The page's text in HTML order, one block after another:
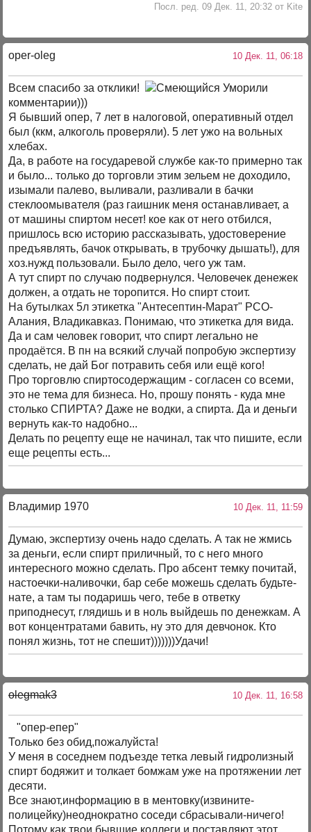
Посл. ред. 09 Дек. 11, 20:32 от Kite
oper-oleg 10 Дек. 11, 06:18
Всем спасибо за отклики!
Уморили
комментарии)))
Я бывший опер, 7 лет в налоговой, оперативный отдел
был (ккм, алкоголь проверяли). 5 лет ужо на вольных
хлебах.
Да, в работе на государевой службе как-то примерно так
и было... только до торговли этим зельем не доходило,
изымали палево, выливали, разливали в бачки
стеклоомывателя (раз гаишник меня останавливает, а
от машины спиртом несет! кое как от него отбился,
пришлось всю историю рассказывать, удостоверение
предъявлять, бачок открывать, в трубочку дышать!), для
хоз.нужд пользовали. Было дело, чего уж там.
А тут спирт по случаю подвернулся. Человечек денежек
должен, а отдать не торопится. Но спирт стоит.
На бутылках 5л этикетка "Антесептин-Марат" РСО-
Алания, Владикавказ. Понимаю, что этикетка для вида.
Да и сам человек говорит, что спирт легально не
продаётся. В пн на всякий случай попробую экспертизу
сделать, не дай Бог потравить себя или ещё кого!
Про торговлю спиртосодержащим - согласен со всеми,
это не тема для бизнеса. Но, прошу понять - куда мне
столько СПИРТА? Даже не водки, а спирта. Да и деньги
вернуть как-то надобно...
Делать по рецепту еще не начинал, так что пишите, если
еще рецепты есть...
Владимир 1970 10 Дек. 11, 11:59
Думаю, экспертизу очень надо сделать. А так не жмись
за деньги, если спирт приличный, то с него много
интересного можно сделать. Про абсент темку почитай,
настоечки-наливочки, бар себе можешь сделать будьте-
нате, а там ты подаришь чего, тебе в ответку
приподнесут, глядишь и в ноль выйдешь по денежкам. А
вот концентратами бавить, ну это для девчонок. Кто
понял жизнь, тот не спешит)))))))Удачи!
olegmak3 10 Дек. 11, 16:58
"опер-епер"
Только без обид,пожалуйста!
У меня в соседнем подъезде тетка левый гидролизный
спирт бодяжит и толкает бомжам уже на протяжении лет
десяти.
Все знают,информацию в в ментовку(извините-
полицейку)неоднократно соседи сбрасывали-ничего!